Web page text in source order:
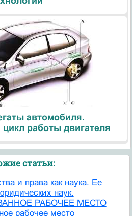
автомобиля.
работы двигателя
статьи:
и права как наука. Ее
наук.
РАБОЧЕЕ МЕСТО
рабочее место